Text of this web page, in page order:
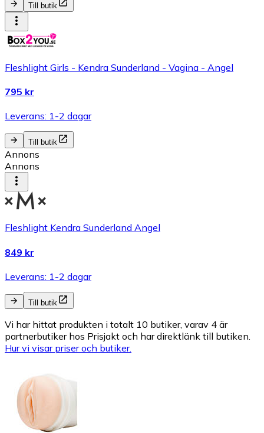
Till butik
Fleshlight Girls - Kendra Sunderland - Vagina - Angel
795 kr
Leverans: 1-2 dagar
Till butik
Annons
Annons
Fleshlight Kendra Sunderland Angel
849 kr
Leverans: 1-2 dagar
Till butik
Vi har hittat produkten i totalt 10 butiker, varav 4 är
partnerbutiker hos Prisjakt och har direktlänk till butiken.
Hur vi visar priser och butiker.